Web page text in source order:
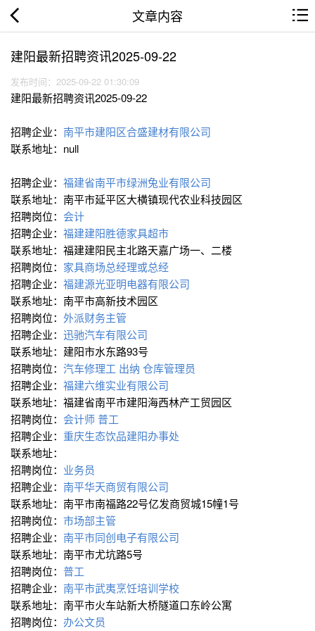
文章内容
建阳最新招聘资讯2025-09-22
发布时间：2025-09-22 01:30:09
建阳最新招聘资讯2025-09-22
招聘企业： 南平市建阳区合盛建材有限公司
联系地址：null
招聘企业： 福建省南平市绿洲兔业有限公司
联系地址：南平市延平区大横镇现代农业科技园区
招聘岗位： 会计
招聘企业： 福建建阳胜德家具超市
联系地址：福建建阳民主北路天嘉广场一、二楼
招聘岗位： 家具商场总经理或总经
招聘企业： 福建源光亚明电器有限公司
联系地址：南平市高新技术园区
招聘岗位： 外派财务主管
招聘企业： 迅驰汽车有限公司
联系地址：建阳市水东路93号
招聘岗位： 汽车修理工 出纳 仓库管理员
招聘企业： 福建六维实业有限公司
联系地址：福建省南平市建阳海西林产工贸园区
招聘岗位： 会计师普工
招聘企业： 重庆生态饮品建阳办事处
联系地址：
招聘岗位： 业务员
招聘企业： 南平华天商贸有限公司
联系地址：南平市南福路22号亿发商贸城15幢1号
招聘岗位： 市场部主管
招聘企业： 南平市同创电子有限公司
联系地址：南平市尤坑路5号
招聘岗位： 普工
招聘企业： 南平市武夷烹饪培训学校
联系地址：南平市火车站新大桥隧道口东岭公寓
招聘岗位： 办公文员